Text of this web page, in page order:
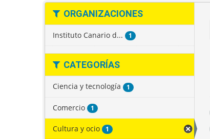
ORGANIZACIONES
Instituto Canario d... 1
CATEGORÍAS
Ciencia y tecnología 1
Comercio 1
Cultura y ocio 1